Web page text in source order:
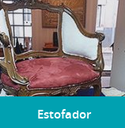
Estofador